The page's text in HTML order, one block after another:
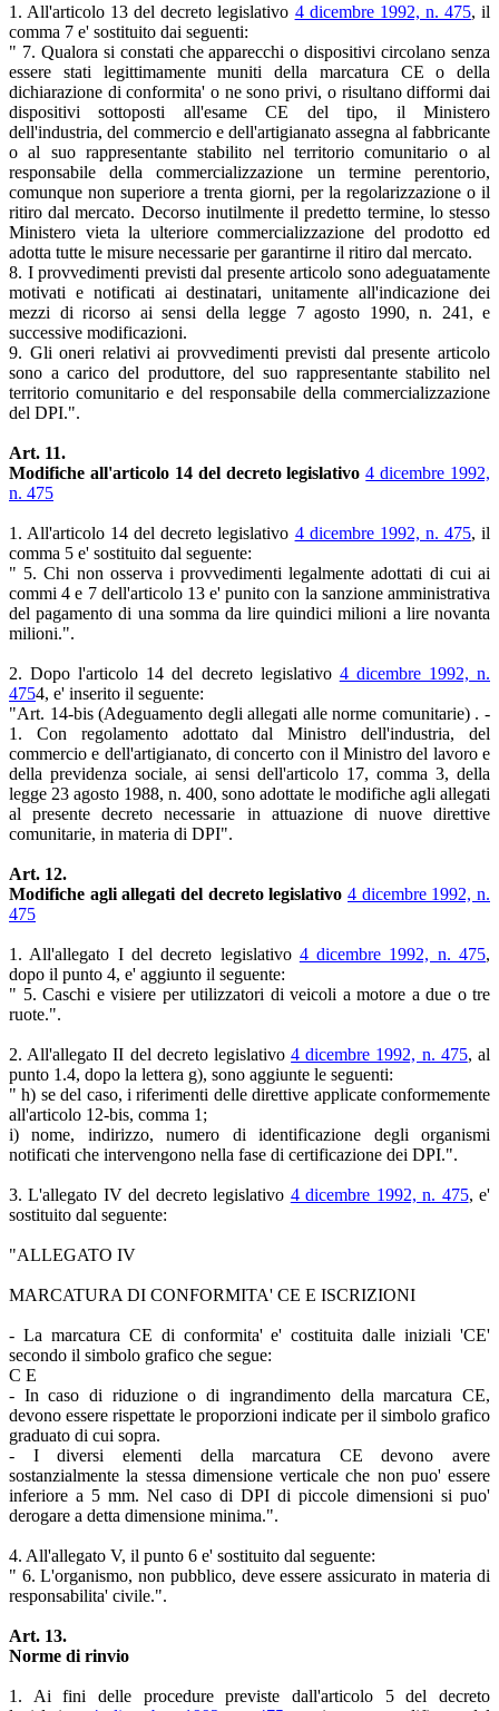
1. All'articolo 13 del decreto legislativo 4 dicembre 1992, n. 475, il
comma 7 e' sostituito dai seguenti:
" 7. Qualora si constati che apparecchi o dispositivi circolano senza
essere stati legittimamente muniti della marcatura CE o della
dichiarazione di conformita' o ne sono privi, o risultano difformi dai
dispositivi sottoposti all'esame CE del tipo, il Ministero
dell'industria, del commercio e dell'artigianato assegna al fabbricante
o al suo rappresentante stabilito nel territorio comunitario o al
responsabile della commercializzazione un termine perentorio,
comunque non superiore a trenta giorni, per la regolarizzazione o il
ritiro dal mercato. Decorso inutilmente il predetto termine, lo stesso
Ministero vieta la ulteriore commercializzazione del prodotto ed
adotta tutte le misure necessarie per garantirne il ritiro dal mercato.
8. I provvedimenti previsti dal presente articolo sono adeguatamente
motivati e notificati ai destinatari, unitamente all'indicazione dei
mezzi di ricorso ai sensi della legge 7 agosto 1990, n. 241, e
successive modificazioni.
9. Gli oneri relativi ai provvedimenti previsti dal presente articolo
sono a carico del produttore, del suo rappresentante stabilito nel
territorio comunitario e del responsabile della commercializzazione
del DPI.".
Art. 11.
Modifiche all'articolo 14 del decreto legislativo 4 dicembre 1992,
n. 475
1. All'articolo 14 del decreto legislativo 4 dicembre 1992, n. 475, il
comma 5 e' sostituito dal seguente:
" 5. Chi non osserva i provvedimenti legalmente adottati di cui ai
commi 4 e 7 dell'articolo 13 e' punito con la sanzione amministrativa
del pagamento di una somma da lire quindici milioni a lire novanta
milioni.".
2. Dopo l'articolo 14 del decreto legislativo 4 dicembre 1992, n.
4754, e' inserito il seguente:
"Art. 14-bis (Adeguamento degli allegati alle norme comunitarie) . -
1. Con regolamento adottato dal Ministro dell'industria, del
commercio e dell'artigianato, di concerto con il Ministro del lavoro e
della previdenza sociale, ai sensi dell'articolo 17, comma 3, della
legge 23 agosto 1988, n. 400, sono adottate le modifiche agli allegati
al presente decreto necessarie in attuazione di nuove direttive
comunitarie, in materia di DPI".
Art. 12.
Modifiche agli allegati del decreto legislativo 4 dicembre 1992, n.
475
1. All'allegato I del decreto legislativo 4 dicembre 1992, n. 475,
dopo il punto 4, e' aggiunto il seguente:
" 5. Caschi e visiere per utilizzatori di veicoli a motore a due o tre
ruote.".
2. All'allegato II del decreto legislativo4 dicembre 1992, n. 475, al
punto 1.4, dopo la lettera g), sono aggiunte le seguenti:
" h) se del caso, i riferimenti delle direttive applicate conformemente
all'articolo 12-bis, comma 1;
i) nome, indirizzo, numero di identificazione degli organismi
notificati che intervengono nella fase di certificazione dei DPI.".
3. L'allegato IV del decreto legislativo 4 dicembre 1992, n. 475, e'
sostituito dal seguente:
"ALLEGATO IV
MARCATURA DI CONFORMITA' CE E ISCRIZIONI
- La marcatura CE di conformita' e' costituita dalle iniziali 'CE'
secondo il simbolo grafico che segue:
C E
- In caso di riduzione o di ingrandimento della marcatura CE,
devono essere rispettate le proporzioni indicate per il simbolo grafico
graduato di cui sopra.
- I diversi elementi della marcatura CE devono avere
sostanzialmente la stessa dimensione verticale che non puo' essere
inferiore a 5 mm. Nel caso di DPI di piccole dimensioni si puo'
derogare a detta dimensione minima.".
4. All'allegato V, il punto 6 e' sostituito dal seguente:
" 6. L'organismo, non pubblico, deve essere assicurato in materia di
responsabilita' civile.".
Art. 13.
Norme di rinvio
1. Ai fini delle procedure previste dall'articolo 5 del decreto